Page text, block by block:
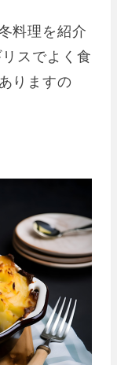
料理を紹介
スでよく食
りますの